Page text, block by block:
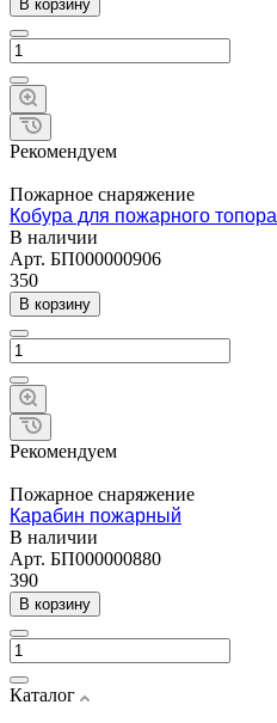
В корзину
Рекомендуем
Пожарное снаряжение
Кобура для пожарного топора
В наличии
Арт. БП000000906
350
В корзину
Рекомендуем
Пожарное снаряжение
Карабин пожарный
В наличии
Арт. БП000000880
390
В корзину
Каталог